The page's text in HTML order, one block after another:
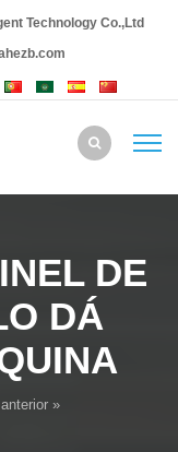
Technology Co.,Ltd
DE
DÁ
»